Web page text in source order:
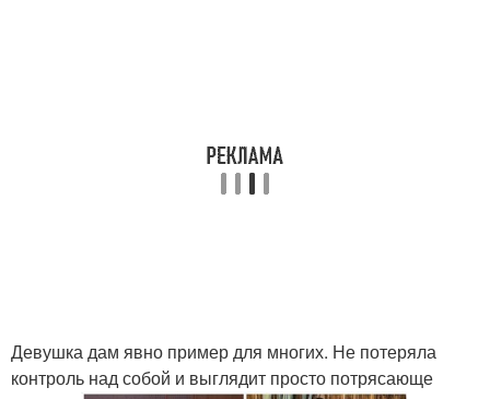
Девушка дам явно пример для многих. Не потеряла
контроль над собой и выглядит просто потрясающе